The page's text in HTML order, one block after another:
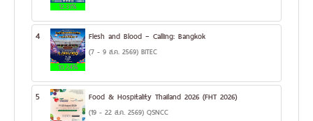
12.31%
4
10.24%
Flesh and Blood – Calling: Bangkok
(7 - 9 ส.ค. 2569) BITEC
5 Food & Hospitality Thailand 2026 (FHT 2026)
(19 - 22 ส.ค. 2569) QSNCC